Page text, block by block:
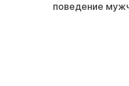
поведение